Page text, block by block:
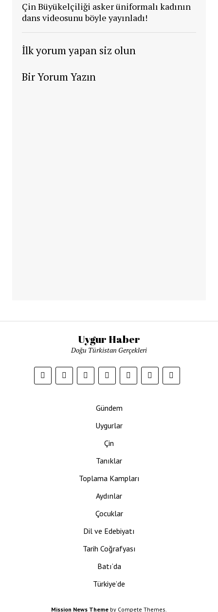
Çin Büyükelçiliği asker üniformalı kadının
dans videosunu böyle yayınladı!
İlk yorum yapan siz olun
Bir Yorum Yazın
Uygur Haber
Doğu Türkistan Gerçekleri
Gündem
Uygurlar
Çin
Tanıklar
Toplama Kampları
Aydınlar
Çocuklar
Dil ve Edebiyatı
Tarih Coğrafyası
Batı’da
Türkiye’de
Mission News Theme by Compete Themes.